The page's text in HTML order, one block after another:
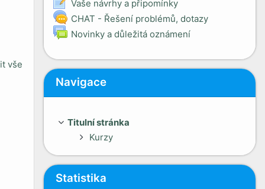
vše
Vaše návrhy a připomínky
CHAT - Řešení problémů, dotazy
Novinky a důležitá oznámeníFórum
Přeskočit: Navigace
Navigace
Titulní stránka
Kurzy
Přeskočit: Statistika
Statistika